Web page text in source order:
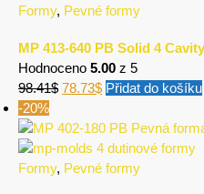
Formy, Pevné formy
MP 413-640 PB Solid 4
Hodnoceno 5.00 z 5
98.41$ 78.73$ Přidat do košíku
-20%
Formy, Pevné formy